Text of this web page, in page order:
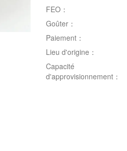
FEO：
Goûter：
Paiement：
Lieu d'origine：
Capacité
d'approvisionnement：